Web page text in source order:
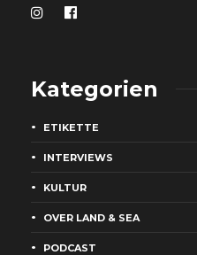
Kategorien
ETIKETTE
INTERVIEWS
KULTUR
OVER LAND & SEA
PODCAST